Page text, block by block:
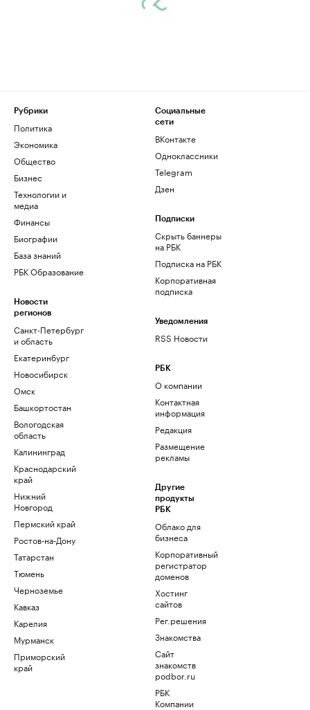
Рубрики
Политика
Экономика
Общество
Бизнес
Технологии и
медиа
Финансы
Биографии
База знаний
РБК Образование
Новости
регионов
Санкт-Петербург
и область
Екатеринбург
Новосибирск
Омск
Башкортостан
Вологодская
область
Калининград
Краснодарский
край
Нижний
Новгород
Пермский край
Ростов-на-Дону
Татарстан
Тюмень
Черноземье
Кавказ
Карелия
Мурманск
Приморский
край
Социальные
сети
ВКонтакте
Одноклассники
Telegram
Дзен
Подписки
Скрыть баннеры
на РБК
Подписка на РБК
Корпоративная
подписка
Уведомления
RSS Новости
РБК
О компании
Контактная
информация
Редакция
Размещение
рекламы
Другие
продукты
РБК
Облако для
бизнеса
Корпоративный
регистратор
доменов
Хостинг
сайтов
Рег.решения
Знакомства
Сайт
знакомств
podbor.ru
РБК
Компании